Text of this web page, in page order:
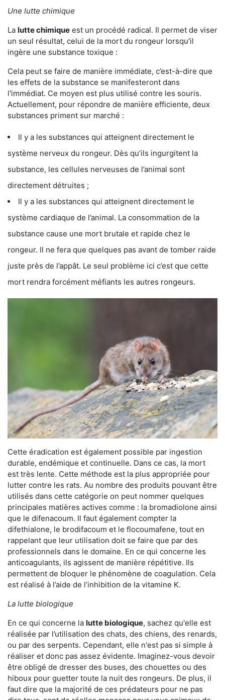
Une lutte chimique
La lutte chimique est un procédé radical. Il permet de viser
un seul résultat, celui de la mort du rongeur lorsqu'il
ingère une substance toxique :
Cela peut se faire de manière immédiate, c’est-à-dire que
les effets de la substance se manifesteront dans
l'immédiat. Ce moyen est plus utilisé contre les souris.
Actuellement, pour répondre de manière efficiente, deux
substances priment sur marché :
Il y a les substances qui atteignent directement le
système nerveux du rongeur. Dès qu’ils ingurgitent la
substance, les cellules nerveuses de l’animal sont
directement détruites ;
Il y a les substances qui atteignent directement le
système cardiaque de l’animal. La consommation de la
substance cause une mort brutale et rapide chez le
rongeur. Il ne fera que quelques pas avant de tomber raide
juste près de l’appât. Le seul problème ici c’est que cette
mort rendra forcément méfiants les autres rongeurs.
Cette éradication est également possible par ingestion
durable, endémique et continuelle. Dans ce cas, la mort
est très lente. Cette méthode est la plus appropriée pour
lutter contre les rats. Au nombre des produits pouvant être
utilisés dans cette catégorie on peut nommer quelques
principales matières actives comme : la bromadiolone ainsi
que le difenacoum. Il faut également compter la
difethialone, le brodifacoum et le flocoumafene, tout en
rappelant que leur utilisation doit se faire que par des
professionnels dans le domaine. En ce qui concerne les
anticoagulants, ils agissent de manière répétitive. Ils
permettent de bloquer le phénomène de coagulation. Cela
est réalisé à l’aide de l’inhibition de la vitamine K.
La lutte biologique
En ce qui concerne la lutte biologique, sachez qu'elle est
réalisée par l’utilisation des chats, des chiens, des renards,
ou par des serpents. Cependant, elle n'est pas si simple à
réaliser et donc pas assez évidente. Imaginez-vous devoir
être obligé de dresser des buses, des chouettes ou des
hiboux pour guetter toute la nuit des rongeurs. De plus, il
faut dire que la majorité de ces prédateurs pour ne pas